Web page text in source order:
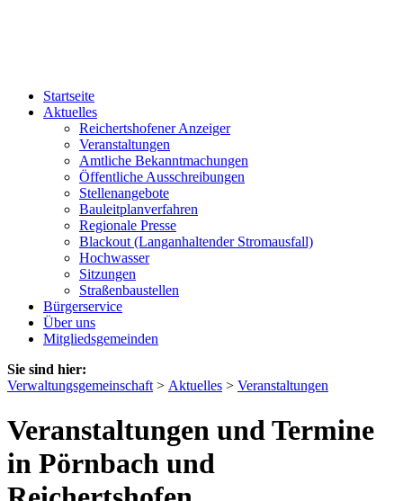
Startseite
Aktuelles
Reichertshofener Anzeiger
Veranstaltungen
Amtliche Bekanntmachungen
Öffentliche Ausschreibungen
Stellenangebote
Bauleitplanverfahren
Regionale Presse
Blackout (Langanhaltender Stromausfall)
Hochwasser
Sitzungen
Straßenbaustellen
Bürgerservice
Über uns
Mitgliedsgemeinden
Sie sind hier:
Verwaltungsgemeinschaft > Aktuelles > Veranstaltungen
Veranstaltungen und Termine
in Pörnbach und